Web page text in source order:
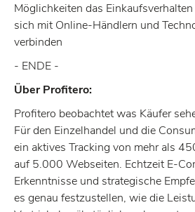
Möglichkeiten das
sich mit Online-Händlern und
verbinden
- ENDE -
Über Profitero:
Profitero beobachtet was Käufer
Für den Einzelhandel und die
ein aktives Tracking von mehr als
auf 5.000 Webseiten. Echtzeit E-
Erkenntnisse und strategische
es genau festzustellen, wie die